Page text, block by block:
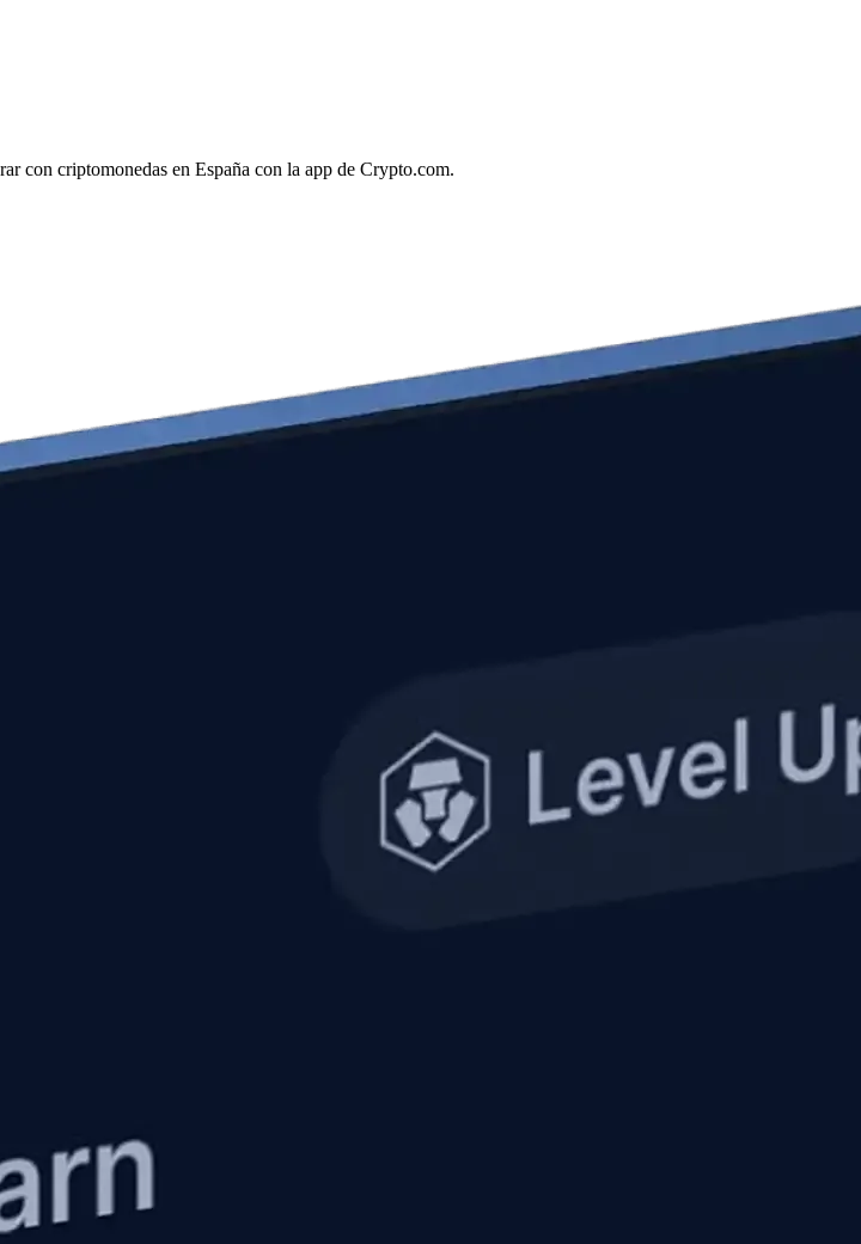
con criptomonedas en España con la app de Crypto.com.